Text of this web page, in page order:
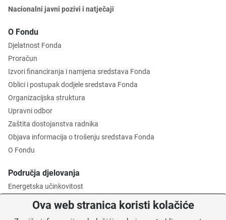
Nacionalni javni pozivi i natječaji
O Fondu
Djelatnost Fonda
Proračun
Izvori financiranja i namjena sredstava Fonda
Oblici i postupak dodjele sredstava Fonda
Organizacijska struktura
Upravni odbor
Zaštita dostojanstva radnika
Objava informacija o trošenju sredstava Fonda
O Fondu
Područja djelovanja
Energetska učinkovitost
Zaštita okolišaOva web stranica koristi kolačiće